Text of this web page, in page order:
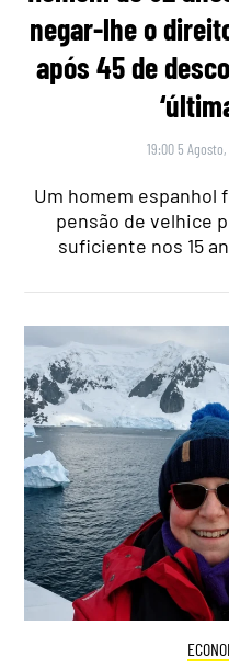
negar-lhe o
após 45 de
19:00 5
Um homem
pensão de velhice
suficiente nos 15